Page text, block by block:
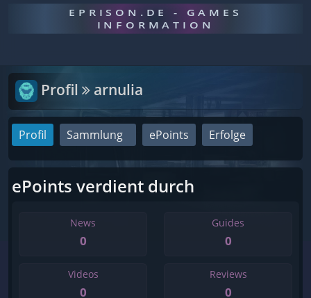
EPRISON.DE - GAMES
INFORMATION
Profil arnulia
Profil Sammlung ePoints Erfolge
ePoints verdient durch
News
0
Guides
0
Videos
0
Reviews
0